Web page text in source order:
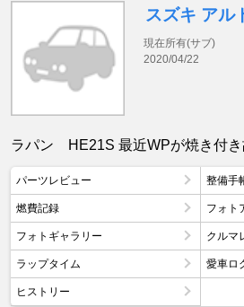
スズキ アル
現在所有(サブ)
2020/04/22
ラパン HE21S 最近WPが焼き付き
パーツレビュー 整備手
燃費記録 フォト
フォトギャラリー クルマ
ラップタイム 愛車ロ
ヒストリー